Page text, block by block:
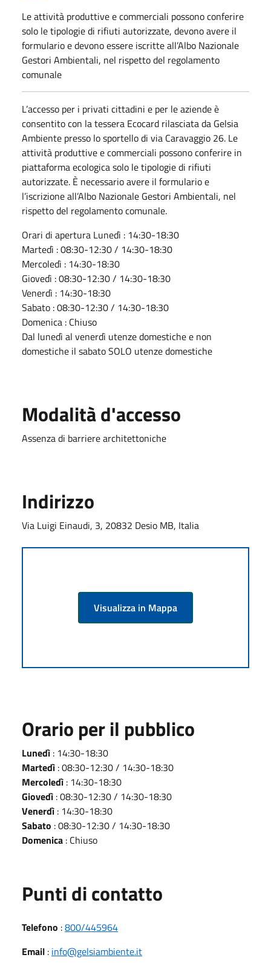
Le attività produttive e commerciali possono conferire
solo le tipologie di rifiuti autorizzate, devono avere il
formulario e devono essere iscritte all’Albo Nazionale
Gestori Ambientali, nel rispetto del regolamento
comunale
L’accesso per i privati cittadini e per le aziende è
consentito con la tessera Ecocard rilasciata da Gelsia
Ambiente presso lo sportello di via Caravaggio 26. Le
attività produttive e commerciali possono conferire in
piattaforma ecologica solo le tipologie di rifiuti
autorizzate. È necessario avere il formulario e
l’iscrizione all’Albo Nazionale Gestori Ambientali, nel
rispetto del regolamento comunale.
Orari di apertura Lunedì : 14:30-18:30
Martedì : 08:30-12:30 / 14:30-18:30
Mercoledì : 14:30-18:30
Giovedì : 08:30-12:30 / 14:30-18:30
Venerdì : 14:30-18:30
Sabato : 08:30-12:30 / 14:30-18:30
Domenica : Chiuso
Dal lunedì al venerdì utenze domestiche e non
domestiche il sabato SOLO utenze domestiche
Modalità d'accesso
Assenza di barriere architettoniche
Indirizzo
Via Luigi Einaudi, 3, 20832 Desio MB, Italia
Visualizza in Mappa
Orario per il pubblico
Lunedì : 14:30-18:30
Martedì : 08:30-12:30 / 14:30-18:30
Mercoledì : 14:30-18:30
Giovedì : 08:30-12:30 / 14:30-18:30
Venerdì : 14:30-18:30
Sabato : 08:30-12:30 / 14:30-18:30
Domenica : Chiuso
Punti di contatto
Telefono :800/445964
Email : info@gelsiambiente.it